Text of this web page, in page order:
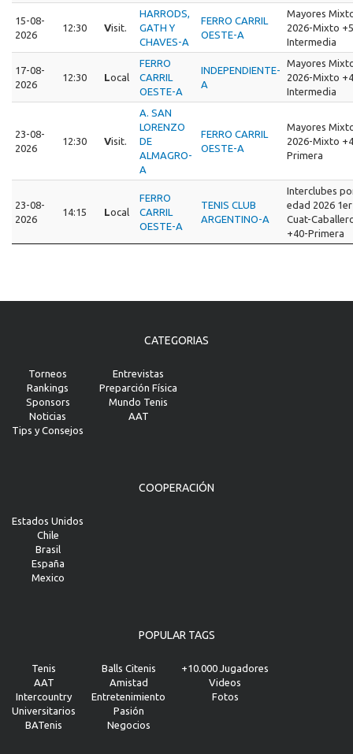
15-08-
2026
12:30 Visit.
HARRODS,
GATH Y
CHAVES-A
FERRO CARRIL
OESTE-A
Mayores
2026-Mixto
Intermedia
17-08-
2026
12:30 Local
FERRO
CARRIL
OESTE-A
INDEPENDIENTE-
A
Mayores
2026-Mixto
Intermedia
23-08-
2026
12:30 Visit.
A. SAN
LORENZO
DE
ALMAGRO-
A
FERRO CARRIL
OESTE-A
Mayores
2026-Mixto
Primera
23-08-
2026
14:15 Local
FERRO
CARRIL
OESTE-A
TENIS CLUB
ARGENTINO-A
Interclubes
edad 2026 1er
Cuat-
+40-Primera
CATEGORIAS
Torneos
Rankings
Sponsors
Noticias
Tips y Consejos
Entrevistas
Preparción Física
Mundo Tenis
AAT
COOPERACIÓN
Estados Unidos
Chile
Brasil
España
Mexico
POPULAR TAGS
Tenis
AAT
Intercountry
Universitarios
BATenis
Balls Citenis
Amistad
Entretenimiento
Pasión
Negocios
+10.000 Jugadores
Videos
Fotos